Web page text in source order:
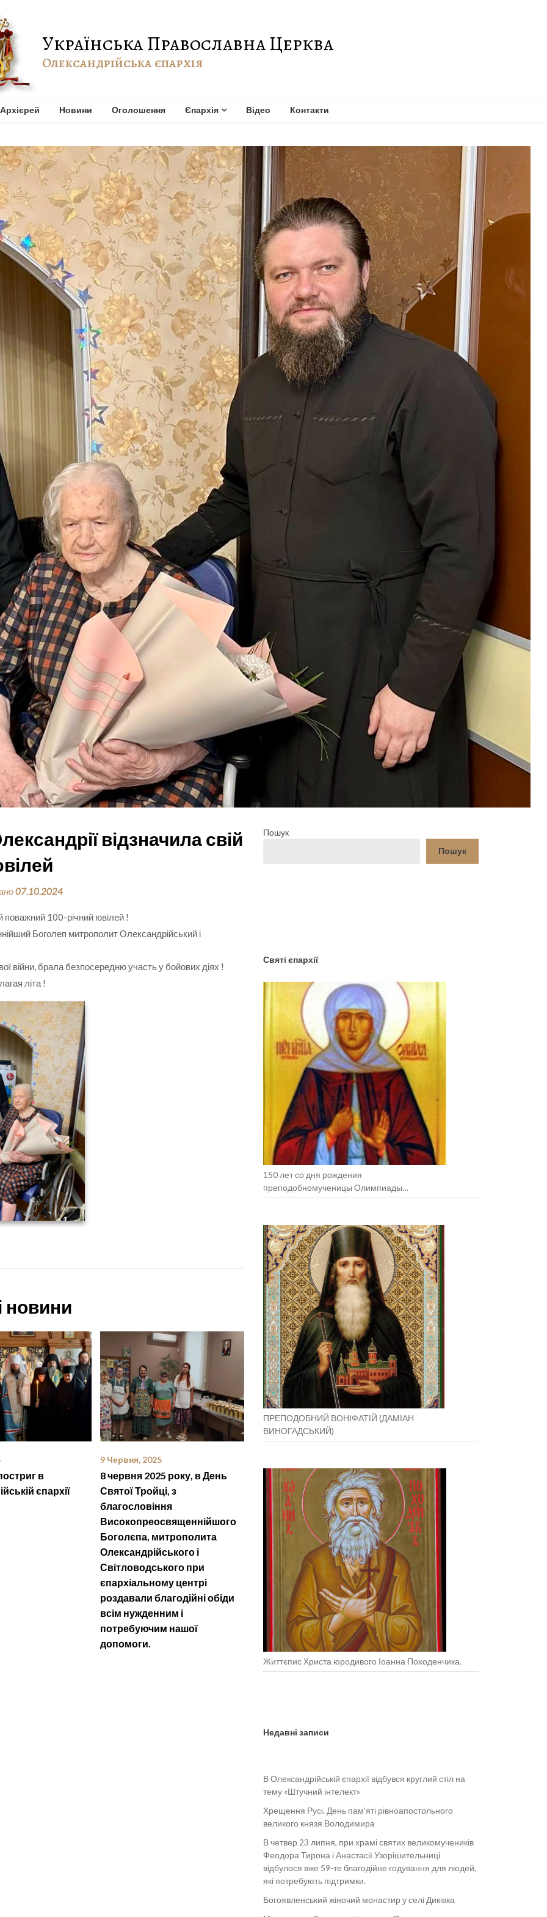
Українська Православна Церква
Олександрійська єпархія
Архієрей Новини Оголошення Єпархія Відео Контакти
відзначила свій
07.10.2024
поважний 100-річний ювілей !
Боголеп митрополит Олександрійський і
війни, брала безпосередню участь у бойових діях !
літа !
новини
в
єпархії
9 Червня, 2025
8 червня 2025 року, в День
Святої Тройці, з
благословіння
Високопреосвященнійшого
Боголєпа, митрополита
Олександрійського і
Світловодського при
єпархіальному центрі
роздавали благодійні обіди
всім нужденним і
потребуючим нашої
допомоги.
Пошук
Пошук
Святі єпархії
150 лет со дня рождения
преподобномученицы Олимпиады
Козельщанской (+1938).
ПРЕПОДОБНИЙ ВОНІФАТІЙ (ДАМІАН
ВИНОГАДСЬКИЙ)
Життєпис Христа юродивого Іоанна Походенчика.
Недавні записи
В Олександрійській єпархії відбувся круглий стіл на
тему «Штучний інтелект»
Хрещення Русі. День пам’яті рівноапостольного
великого князя Володимира
В четвер 23 липня, при храмі святих великомучеників
Феодора Тирона і Анастасії Узорішительниці
відбулося вже 59-те благодійне годування для людей,
які потребують підтримки.
Богоявленський жіночий монастир у селі Диківка